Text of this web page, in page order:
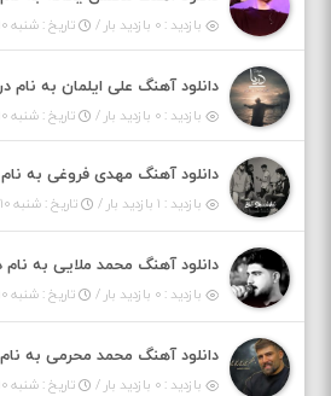
بازدید : ۰ بازدید بار / تاریخ : شنبه ۱۰ مرداد ۱۴۰۵
بازدید : ۰ بازدید بار / تاریخ : شنبه ۱۰ مرداد ۱۴۰۵
بازدید : ۱ بازدید بار / تاریخ : شنبه ۱۰ مرداد ۱۴۰۵
بازدید : ۰ بازدید بار / تاریخ : شنبه ۱۰ مرداد ۱۴۰۵
بازدید : ۰ بازدید بار / تاریخ : شنبه ۱۰ مرداد ۱۴۰۵